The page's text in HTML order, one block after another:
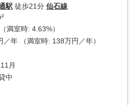
駅 徒歩21分 仙石線
満室時: 4.63%）
／年 （満室時: 138万円／年）
月
中